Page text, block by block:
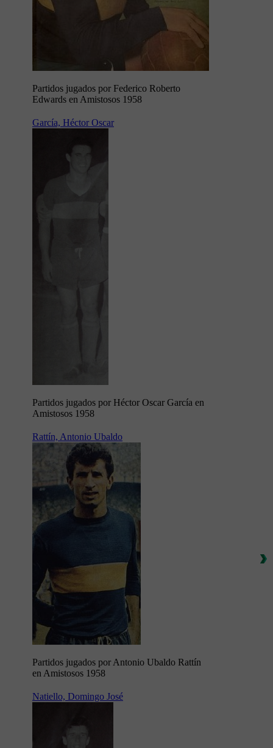
Partidos jugados por Federico Roberto
Edwards en Amistosos 1958
García, Héctor Oscar
Partidos jugados por Héctor Oscar García en
Amistosos 1958
Rattín, Antonio Ubaldo
Partidos jugados por Antonio Ubaldo Rattín
en Amistosos 1958
Natiello, Domingo José